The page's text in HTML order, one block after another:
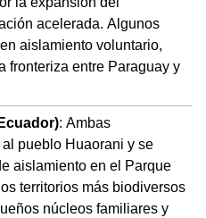
acelerada. Algunos
aislamiento voluntario,
fronteriza entre Paraguay y
: Ambas
pueblo Huaorani y se
aislamiento en el Parque
territorios más biodiversos
núcleos familiares y